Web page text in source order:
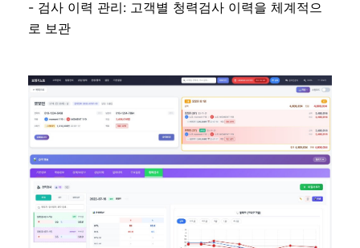
- 검사 이력 관리: 고객별 청력검사 이력을 체계적으
로 보관